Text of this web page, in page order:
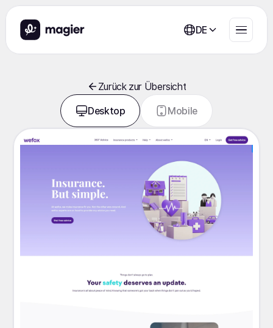
DE
Zurück zur Übersicht
Desktop Mobile